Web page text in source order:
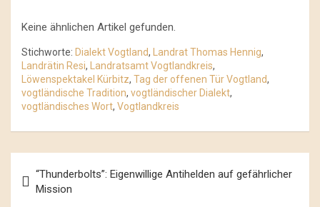
Keine ähnlichen Artikel gefunden.
Stichworte: Dialekt Vogtland, Landrat Thomas Hennig,
Landrätin Resi, Landratsamt Vogtlandkreis,
Löwenspektakel Kürbitz, Tag der offenen Tür Vogtland,
vogtländische Tradition, vogtländischer Dialekt,
vogtländisches Wort, Vogtlandkreis
Navigation
“Thunderbolts”: Eigenwillige Antihelden auf gefährlicher
Mission